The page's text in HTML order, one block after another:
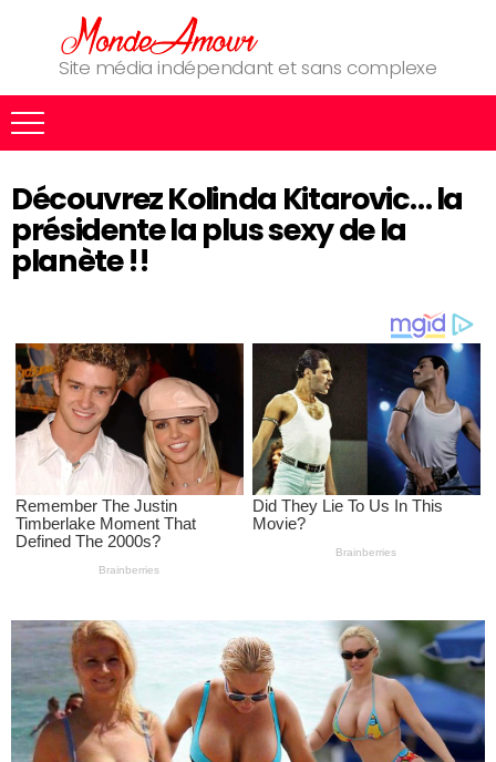
Site média indépendant et sans complexe
Découvrez Kolinda Kitarovic… la
présidente la plus sexy de la
planète !!